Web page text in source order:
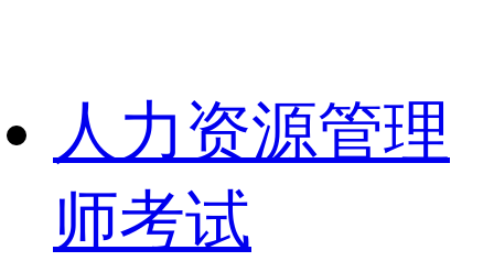
人力资源管理
师考试